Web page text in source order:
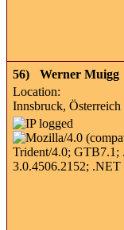
56)
Werner Muigg
Location:
Innsbruck, Österreich